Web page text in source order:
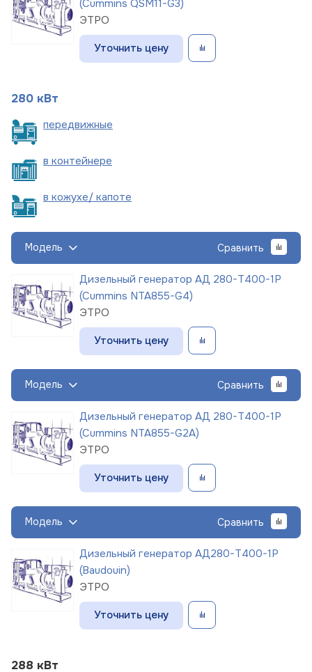
(Cummins QSM11-G3)
ЭТРО
Уточнить цену
280 кВт
передвижные
в контейнере
в кожухе/ капоте
Модель Сравнить
Дизельный генератор АД 280-Т400-1Р
(Cummins NTA855-G4)
ЭТРО
Уточнить цену
Модель Сравнить
Дизельный генератор АД 280-Т400-1Р
(Cummins NTA855-G2A)
ЭТРО
Уточнить цену
Модель Сравнить
Дизельный генератор АД280-Т400-1Р
(Baudouin)
ЭТРО
Уточнить цену
288 кВт